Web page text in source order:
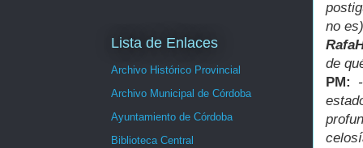
no
de
PM:
Lista de Enlaces
Archivo Histórico Provincial
Archivo Municipal de Córdoba
Ayuntamiento de Córdoba
Biblioteca Central